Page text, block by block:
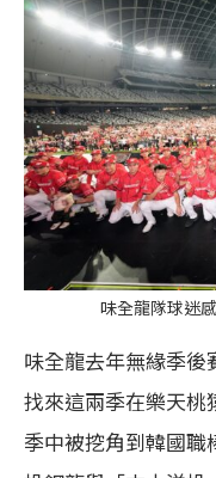
味全龍隊球迷
味全龍去年無緣季
找來這兩季在樂天桃
季中被挖角到韓國